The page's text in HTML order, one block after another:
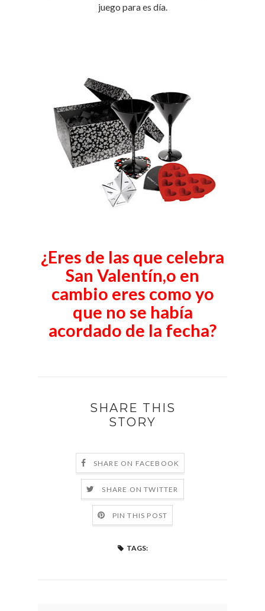
juego para es día.
¿Eres de las que celebra
San Valentín,o en
cambio eres como yo
que no se había
acordado de la fecha?
SHARE THIS
STORY
SHARE ON FACEBOOK
SHARE ON TWITTER
PIN THIS POST
TAGS: